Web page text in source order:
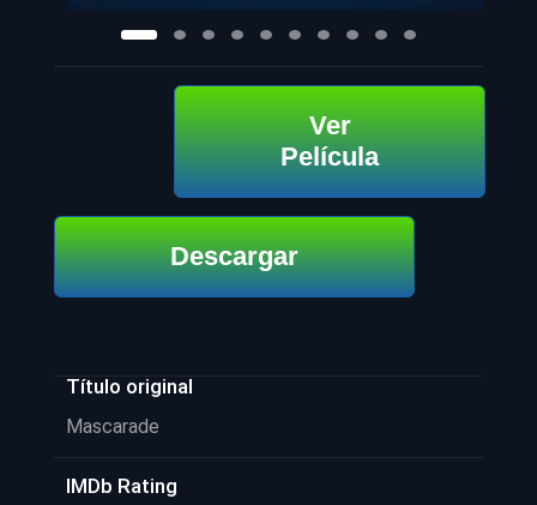
Ver
Película
Descargar
Título original
Mascarade
IMDb Rating